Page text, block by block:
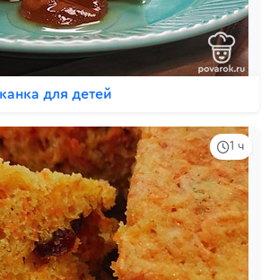
для детей
1 ч